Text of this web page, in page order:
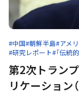
#中国#朝鮮半島#アメ
#研究レポート#「伝統
第2次トラン
リケーション（